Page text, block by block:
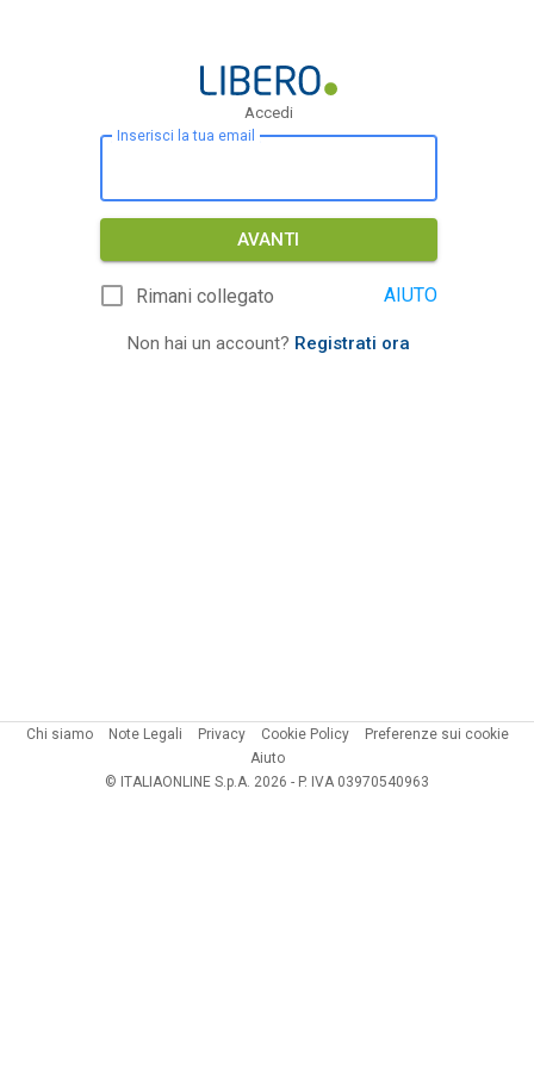
Accedi
Inserisci la tua email
AVANTI
Rimani collegato AIUTO
Non hai un account? Registrati ora
Chi siamo Note Legali Privacy Cookie Policy
Preferenze sui cookie
Aiuto
© ITALIAONLINE S.p.A. 2026 - P. IVA 03970540963